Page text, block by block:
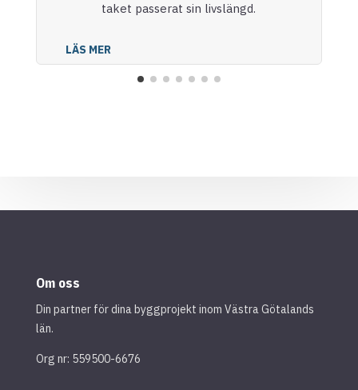
taket passerat sin livslängd.
LÄS MER
Om oss
Din partner för dina byggprojekt inom Västra Götalands
län.
Org nr: 559500-6676